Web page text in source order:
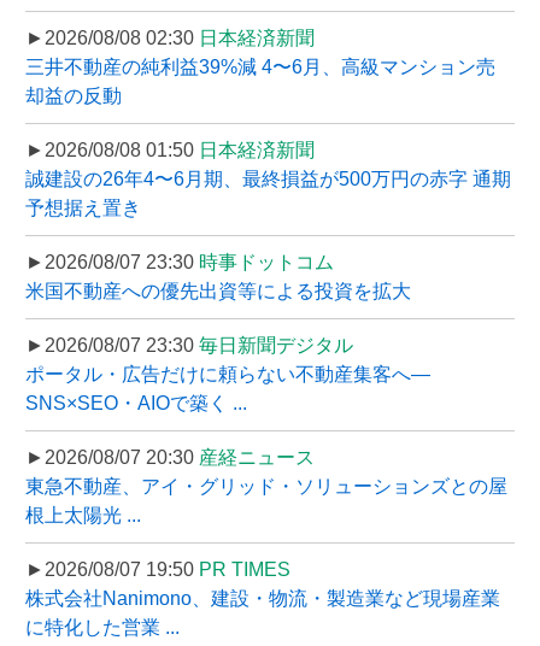
►2026/08/08 02:30 日本経済新聞
三井不動産の純利益39%減 4〜6月、高級マンション売
却益の反動
►2026/08/08 01:50 日本経済新聞
誠建設の26年4〜6月期、最終損益が500万円の赤字 通期
予想据え置き
►2026/08/07 23:30 時事ドットコム
米国不動産への優先出資等による投資を拡大
►2026/08/07 23:30 毎日新聞デジタル
ポータル・広告だけに頼らない不動産集客へ―
SNS×SEO・AIOで築く ...
►2026/08/07 20:30 産経ニュース
東急不動産、アイ・グリッド・ソリューションズとの屋
根上太陽光 ...
►2026/08/07 19:50 PR TIMES
株式会社Nanimono、建設・物流・製造業など現場産業
に特化した営業 ...